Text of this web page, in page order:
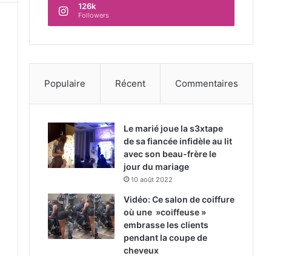
126k
Followers
Populaire Récent Commentaires
Le marié joue la s3xtape
de sa fiancée infidèle au lit
avec son beau-frère le
jour du mariage
10 août 2022
Vidéo: Ce salon de coiffure
où une »coiffeuse »
embrasse les clients
pendant la coupe de
cheveux